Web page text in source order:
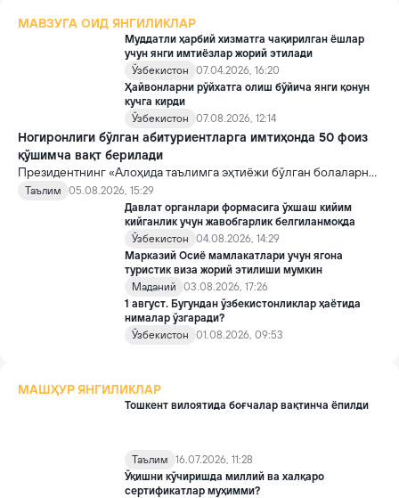
МАВЗУГА ОИД ЯНГИЛИКЛАР
Муддатли ҳарбий хизматга чақирилган ёшлар
учун янги имтиёзлар жорий этилади
Ўзбекистон
07.04.2026, 16:20
Ҳайвонларни рўйхатга олиш бўйича янги қонун
кучга кирди
Ўзбекистон
07.08.2026, 12:14
Ногиронлиги бўлган абитуриентларга имтиҳонда 50 фоиз
қўшимча вақт берилади
Президентнинг «Алоҳида таълимга эҳтиёжи бўлган болаларни
таълим ва ижтимоий хизматлар билан қамраб олиш тизимини
такомиллаштириш бўйича қўшимча чора-тадбирлар
тўғрисида»ги қарори билан инклюзив таълим соҳасида қатор
янги механизмлар жорий этилади.
Таълим
05.08.2026, 15:29
Давлат органлари формасига ўхшаш кийим
кийганлик учун жавобгарлик белгиланмоқда
Ўзбекистон
04.08.2026, 14:29
Марказий Осиё мамлакатлари учун ягона
туристик виза жорий этилиши мумкин
Маданий
03.08.2026, 17:26
1 август. Бугундан ўзбекистонликлар ҳаётида
нималар ўзгаради?
Ўзбекистон
01.08.2026, 09:53
МАШҲУР ЯНГИЛИКЛАР
Тошкент вилоятида боғчалар вақтинча ёпилди
Таълим
16.07.2026, 11:28
Ўқишни кўчиришда миллий ва халқаро
сертификатлар муҳимми?